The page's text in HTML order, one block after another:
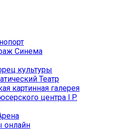
Синема
культуры
Театр
картинная галерея
центра I.P.
онлайн